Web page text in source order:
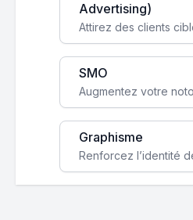
Advertising)
SMO
Graphisme